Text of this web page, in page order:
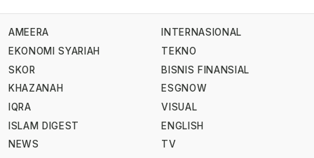
AMEERA
EKONOMI SYARIAH
SKOR
KHAZANAH
IQRA
ISLAM DIGEST
NEWS
INTERNASIONAL
TEKNO
BISNIS FINANSIAL
ESGNOW
VISUAL
ENGLISH
TV